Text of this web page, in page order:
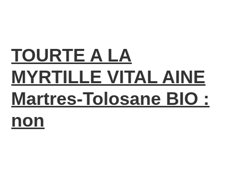
TOURTE A LA
MYRTILLE VITAL AINE
Martres-Tolosane BIO :
non